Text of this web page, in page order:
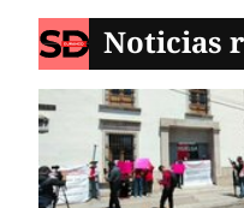
Noticias